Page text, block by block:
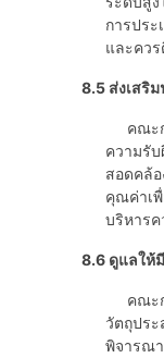
การปร
และคว
8.5 ส่งเสริ
คณะก
ความรั
สอดคล้
คุณค่าเ
บริหารค
8.6 ดูแลให้
คณะก
วัตถุปร
พิจารณ